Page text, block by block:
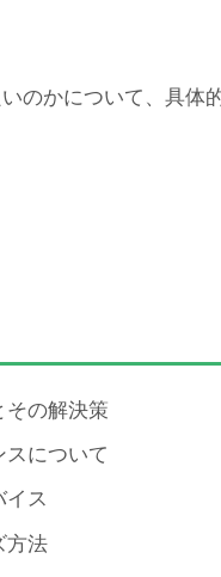
のかについて、具体
その解決策
スについて
イス
方法